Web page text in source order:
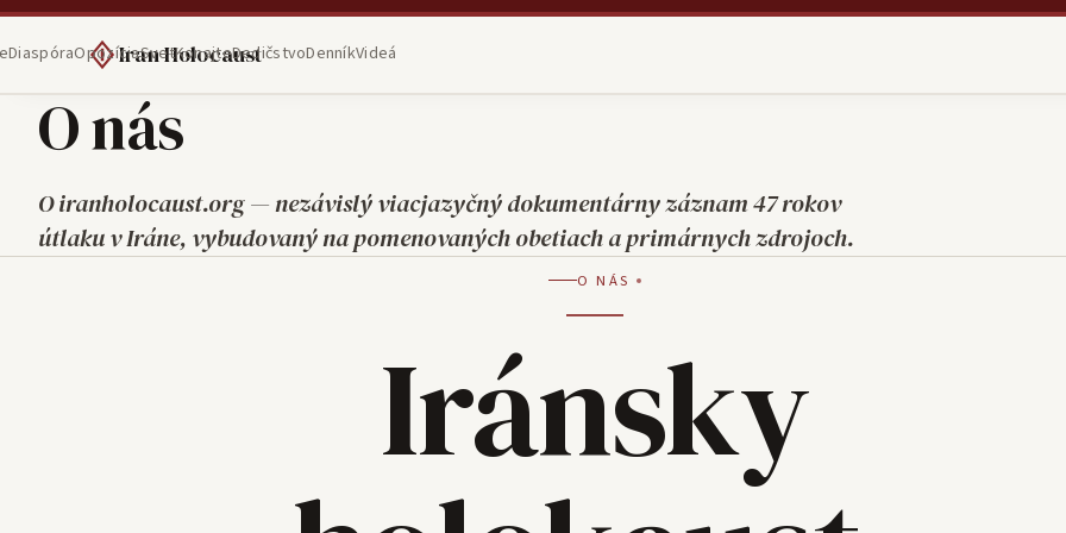
Iran Holocaust
DiaspóraOpozíciaSvetKonajteDedičstvoDenníkVideá
O nás
O iranholocaust.org — nezávislý viacjazyčný dokumentárny záznam 47 rokov
útlaku v Iráne, vybudovaný na pomenovaných obetiach a primárnych zdrojoch.
O NÁS
Iránsky